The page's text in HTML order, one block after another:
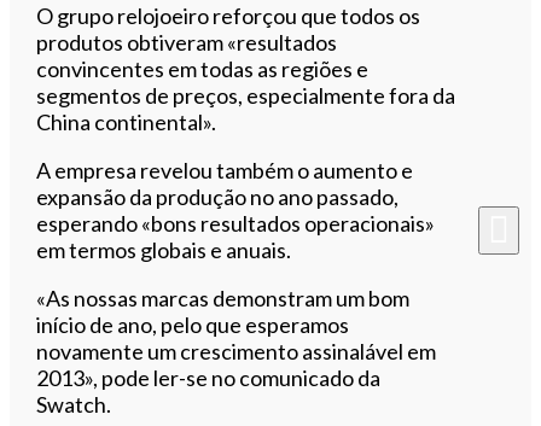
O grupo relojoeiro reforçou que todos os
produtos obtiveram «resultados
convincentes em todas as regiões e
segmentos de preços, especialmente fora da
China continental».
A empresa revelou também o aumento e
expansão da produção no ano passado,
esperando «bons resultados operacionais»
em termos globais e anuais.
«As nossas marcas demonstram um bom
início de ano, pelo que esperamos
novamente um crescimento assinalável em
2013», pode ler-se no comunicado da
Swatch.